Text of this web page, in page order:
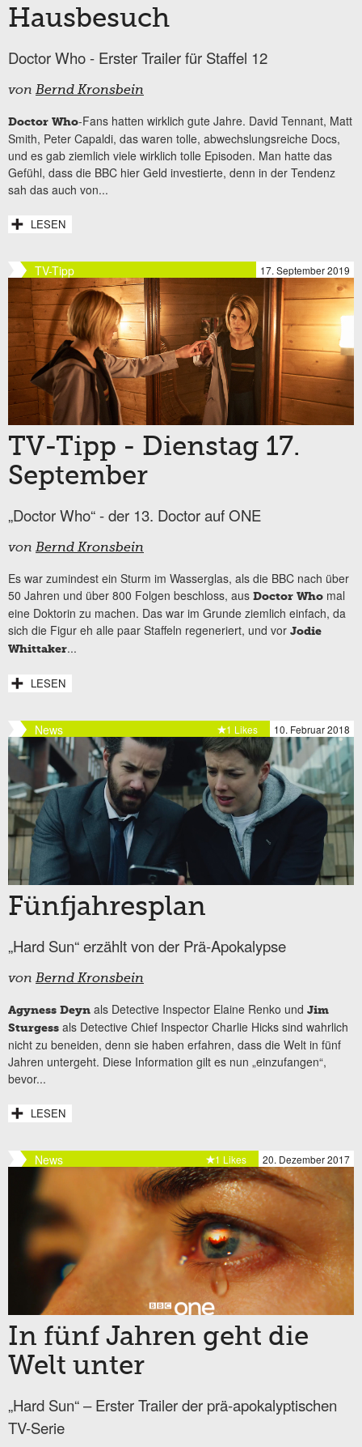
Hausbesuch
Doctor Who - Erster Trailer für Staffel 12
von Bernd Kronsbein
Doctor Who-Fans hatten wirklich gute Jahre. David Tennant, Matt
Smith, Peter Capaldi, das waren tolle, abwechslungsreiche Docs,
und es gab ziemlich viele wirklich tolle Episoden. Man hatte das
Gefühl, dass die BBC hier Geld investierte, denn in der Tendenz
sah das auch von...
LESEN
TV-Tipp 17. September 2019
TV-Tipp - Dienstag 17.
September
„Doctor Who“ - der 13. Doctor auf ONE
von Bernd Kronsbein
Es war zumindest ein Sturm im Wasserglas, als die BBC nach über
50 Jahren und über 800 Folgen beschloss, aus Doctor Who mal
eine Doktorin zu machen. Das war im Grunde ziemlich einfach, da
sich die Figur eh alle paar Staffeln regeneriert, und vor Jodie
Whittaker...
LESEN
News 10. Februar 2018
1 Likes
Fünfjahresplan
„Hard Sun“ erzählt von der Prä-Apokalypse
von Bernd Kronsbein
Agyness Deyn als Detective Inspector Elaine Renko und Jim
Sturgess als Detective Chief Inspector Charlie Hicks sind wahrlich
nicht zu beneiden, denn sie haben erfahren, dass die Welt in fünf
Jahren untergeht. Diese Information gilt es nun „einzufangen“,
bevor...
LESEN
News 20. Dezember 2017
1 Likes
In fünf Jahren geht die
Welt unter
„Hard Sun“ – Erster Trailer der prä-apokalyptischen
TV-Serie